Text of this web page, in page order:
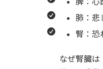
肺：悲
腎：恐
なぜ腎臓は